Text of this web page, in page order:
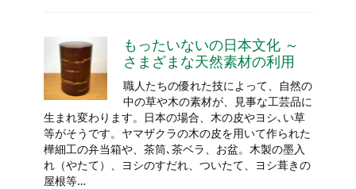
もったいないの日本文化 ～
さまざまな天然素材の利用
職人たちの優れた技によって、自然の
中の草や木の素材が、見事な工芸品に
生まれ変わります。日本の場合、木の皮やヨシ､い草
等がそうです。ヤマザクラの木の皮を用いて作られた
樺細工の弁当箱や、茶筒､茶ベラ、お盆。木製の墨入
れ（やたて）、ヨシのすだれ、ついたて、ヨシ葺きの
屋根等…